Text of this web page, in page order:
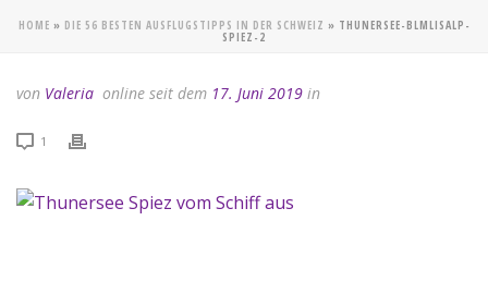
HOME » DIE 56 BESTEN AUSFLUGSTIPPS IN DER SCHWEIZ » THUNERSEE-BLMLISALP-
SPIEZ-2
von Valeria online seit dem 17. Juni 2019 in
1